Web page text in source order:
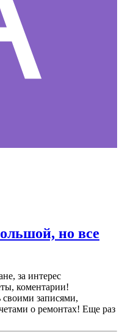
но все
за интерес
коментарии!
своими записями,
о ремонтах! Еще раз